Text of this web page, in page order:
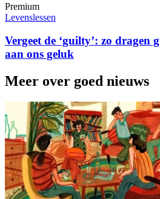
Premium
Levenslessen
Vergeet de ‘guilty’: zo dragen
aan ons geluk
Meer over goed nieuws